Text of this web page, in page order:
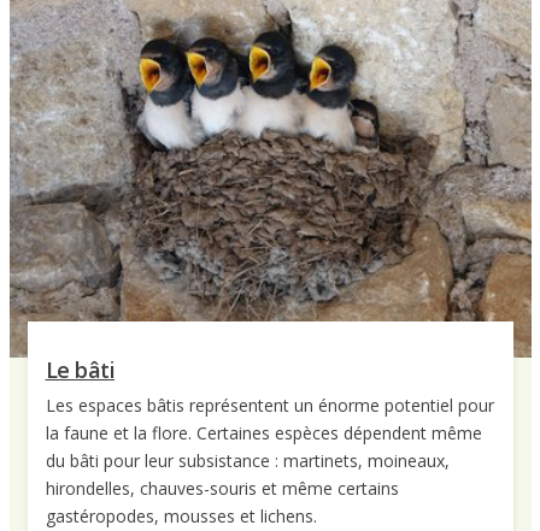
Le bâti
Les espaces bâtis représentent un énorme potentiel pour
la faune et la flore. Certaines espèces dépendent même
du bâti pour leur subsistance : martinets, moineaux,
hirondelles, chauves-souris et même certains
gastéropodes, mousses et lichens.